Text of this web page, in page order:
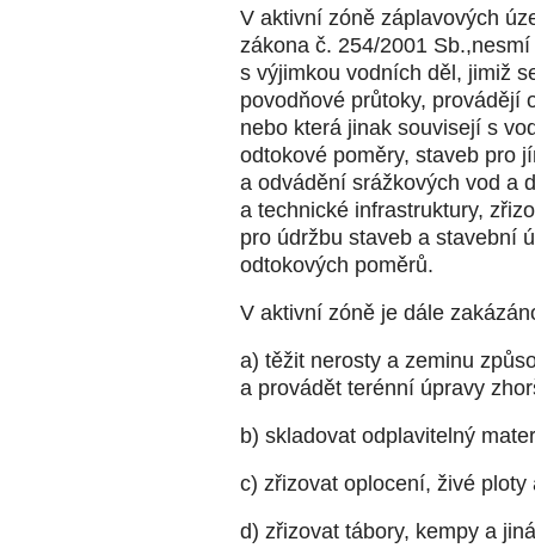
V aktivní zóně záplavových
zákona č. 254/2001
s výjimkou vodních děl, jimiž
povodňové průtoky, provádějí
nebo která jinak souvisejí s
odtokové poměry, staveb pro
a odvádění srážkových vod a
a technické infrastruktury,
pro údržbu staveb a stavební
odtokových poměrů.
V aktivní zóně je dále
a) těžit nerosty a zeminu
a provádět terénní úpravy
b) skladovat odplavitelný
c) zřizovat oplocení, živé
d) zřizovat tábory, kempy a